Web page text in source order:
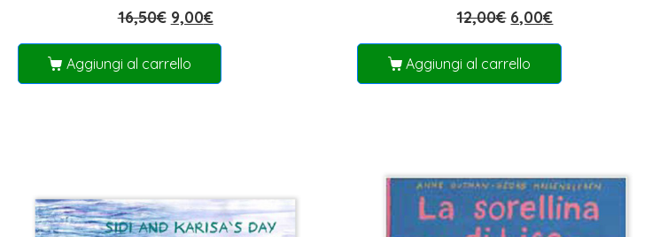
16,50€ 9,00€
Aggiungi al carrello
12,00€ 6,00€
Aggiungi al carrello